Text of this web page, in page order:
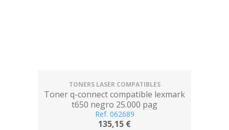
TONERS LASER COMPATIBLES
Toner q-connect compatible lexmark
t650 negro 25.000 pag
Ref. 062689
135,15 €